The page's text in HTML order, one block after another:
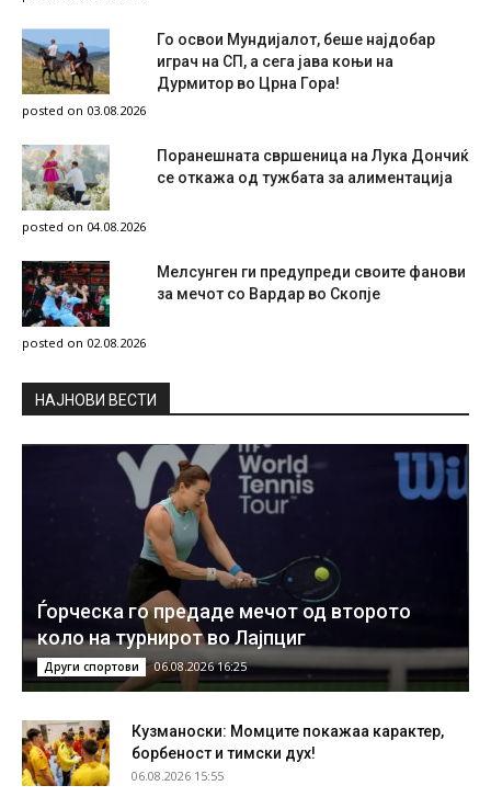
Го освои Мундијалот, беше најдобар
играч на СП, а сега јава коњи на
Дурмитор во Црна Гора!
posted on 03.08.2026
Поранешната свршеница на Лука Дончиќ
се откажа од тужбата за алиментација
posted on 04.08.2026
Мелсунген ги предупреди своите фанови
за мечот со Вардар во Скопје
posted on 02.08.2026
НAЈНОВИ ВЕСТИ
Ѓорческа го предаде мечот од второто
коло на турнирот во Лајпциг
Други спортови 06.08.2026 16:25
Кузманоски: Момците покажаа карактер,
борбеност и тимски дух!
06.08.2026 15:55